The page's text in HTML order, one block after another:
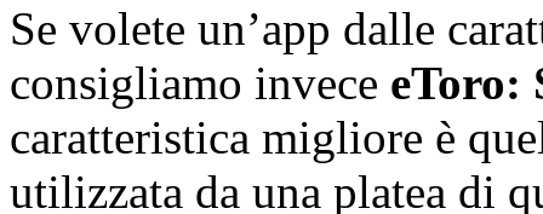
Se volete un’app dalle
consigliamo invece eToro:
caratteristica migliore è
utilizzata da una platea di